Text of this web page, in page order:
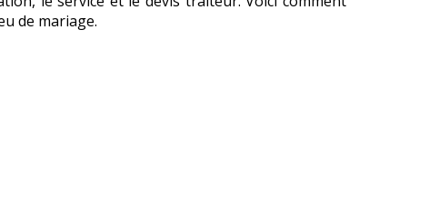
de mariage.